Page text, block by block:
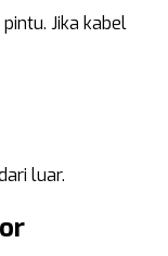
Jika kabel
luar.